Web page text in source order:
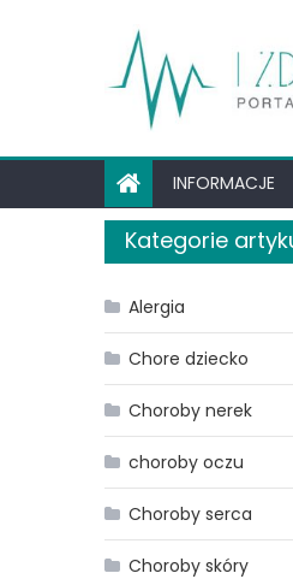
INFORMACJE
Kategorie
Alergia
Chore dziecko
Choroby nerek
choroby oczu
Choroby serca
Choroby skóry